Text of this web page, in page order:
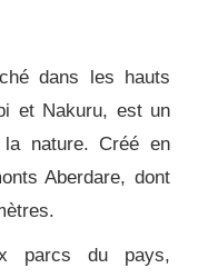
dans les hauts
et Nakuru, est un
nature. Créé en
Aberdare, dont
parcs du pays,